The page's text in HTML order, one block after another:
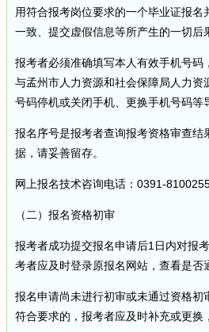
用符合报考岗位要求的一个毕业证报
一致、提交虚假信息等所产生的一切后
报考者必须准确填写本人有效手机号
与孟州市人力资源和社会保障局人力
号码停机或关闭手机、更换手机号码
报名序号是报考者查询报考资格审查
据，请妥善留存。
网上报名技术咨询电话：0391-
（二）报名资格初审
报考者成功提交报名申请后1日内对报
考者应及时登录原报名网站，查看是
报名申请尚未进行初审或未通过资格
符合要求的，报考者应及时补充或更换